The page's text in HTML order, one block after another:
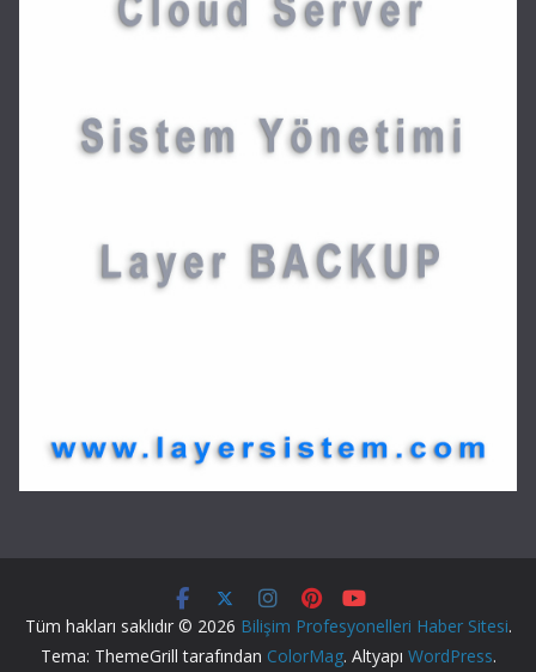
Tüm hakları saklıdır © 2026 Bilişim Profesyonelleri Haber Sitesi.
Tema: ThemeGrill tarafından ColorMag. Altyapı WordPress.